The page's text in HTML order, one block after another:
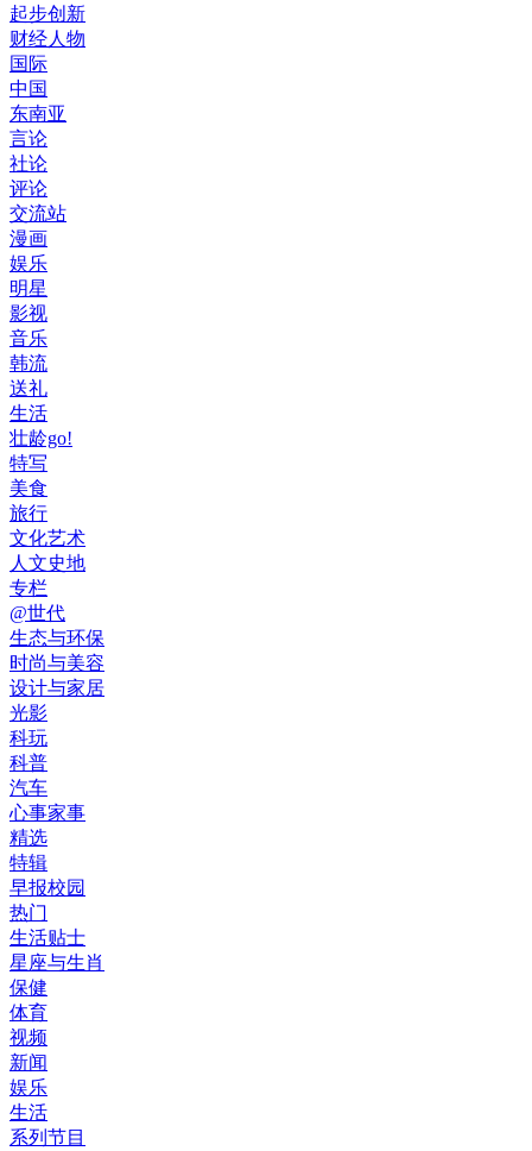
起步创新
财经人物
国际
中国
东南亚
言论
社论
评论
交流站
漫画
娱乐
明星
影视
音乐
韩流
送礼
生活
壮龄go!
特写
美食
旅行
文化艺术
人文史地
专栏
@世代
生态与环保
时尚与美容
设计与家居
光影
科玩
科普
汽车
心事家事
精选
特辑
早报校园
热门
生活贴士
星座与生肖
保健
体育
视频
新闻
娱乐
生活
系列节目